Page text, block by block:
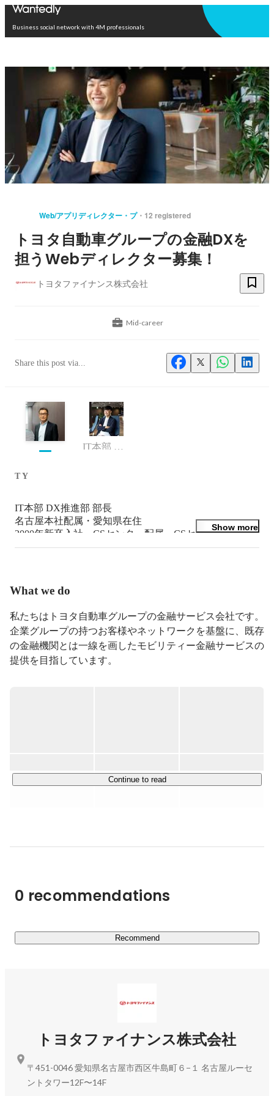
Business social network with 4M professionals
Web/アプリディレクター・プ 12 registered
トヨタ自動車グループの金融DXを
担うWebディレクター募集！
トヨタファイナンス株式会社
Mid-career
Share this post via...
IT本部 DX推進部
T Y
IT本部 DX推進部 部長
名古屋本社配属・愛知県在住
2000年新卒入社。CSセンター配属、CSセンターのオペ
レーション設計を経てIT部門で業務設計や基幹システム
ャーに就任。その後組織拡大にあたり部長就任。
Show more
What we do
私たちはトヨタ自動車グループの金融サービス会社です。
企業グループの持つお客様やネットワークを基盤に、既存
の金融機関とは一線を画したモビリティー金融サービスの
提供を目指しています。
サービスを提供しています。Continue to read
0 recommendations
Recommend
トヨタファイナンス株式会社
〒451-0046 愛知県名古屋市西区牛島町６−１ 名古屋ルーセ
ントタワー12F〜14F